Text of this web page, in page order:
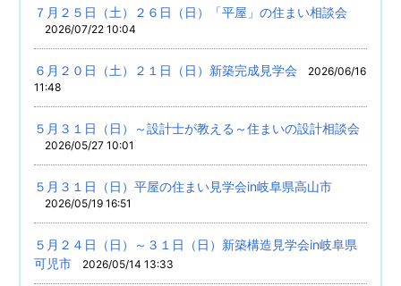
７月２５日（土）２６日（日）「平屋」の住まい相談会
2026/07/22 10:04
６月２０日（土）２１日（日）新築完成見学会
2026/06/16
11:48
５月３１日（日）～設計士が教える～住まいの設計相談会
2026/05/27 10:01
５月３１日（日）平屋の住まい見学会in岐阜県高山市
2026/05/19 16:51
５月２４日（日）～３１日（日）新築構造見学会in岐阜県
可児市
2026/05/14 13:33